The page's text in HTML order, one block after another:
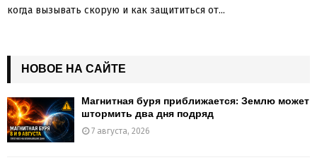
когда вызывать скорую и как защититься от...
НОВОЕ НА САЙТЕ
Магнитная буря приближается: Землю может
штормить два дня подряд
7 августа, 2026